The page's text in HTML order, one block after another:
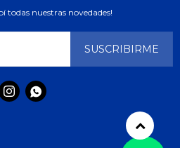
todas nuestras novedades!
SUSCRIBIRME
 